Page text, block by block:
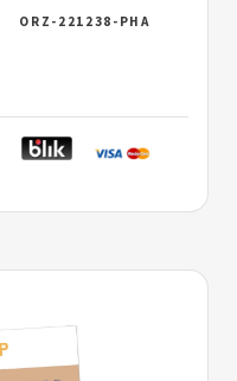
ORZ-221238-PHA